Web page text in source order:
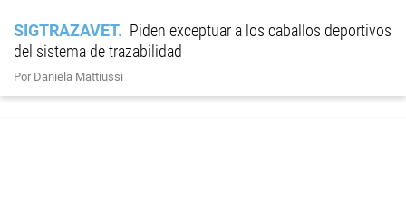
SIGTRAZAVET
Piden exceptuar a los caballos deportivos
del sistema de trazabilidad
Por Daniela Mattiussi